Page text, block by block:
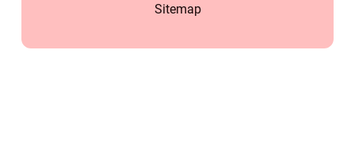
Sitemap